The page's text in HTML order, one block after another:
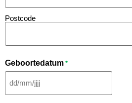
Postcode
Geboortedatum *